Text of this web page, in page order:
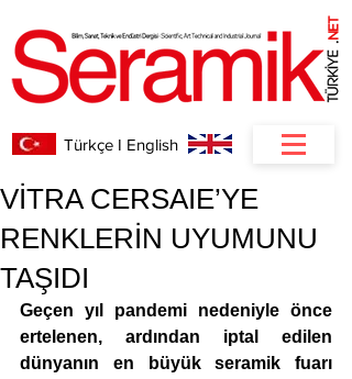
.
NET
Türkçe I English
VİTRA CERSAIE’YE
RENKLERİN UYUMUNU
TAŞIDI
Geçen yıl pandemi nedeniyle önce
ertelenen, ardından iptal edilen
dünyanın en büyük seramik fuarı